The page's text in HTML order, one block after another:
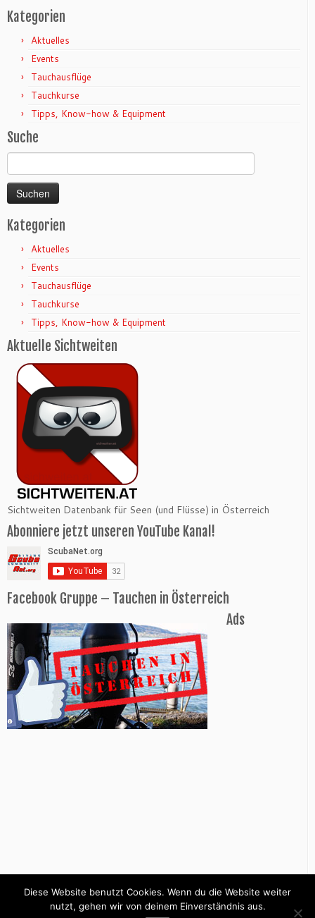
Kategorien
Aktuelles
Events
Tauchausflüge
Tauchkurse
Tipps, Know-how & Equipment
Suche
Suchen
nach:
Kategorien
Aktuelles
Events
Tauchausflüge
Tauchkurse
Tipps, Know-how & Equipment
Aktuelle Sichtweiten
Sichtweiten Datenbank für Seen (und Flüsse) in Österreich
Abonniere jetzt unseren YouTube Kanal!
Facebook Gruppe – Tauchen in Österreich
Ads
Diese Website benutzt Cookies. Wenn du die Website weiter
nutzt, gehen wir von deinem Einverständnis aus.